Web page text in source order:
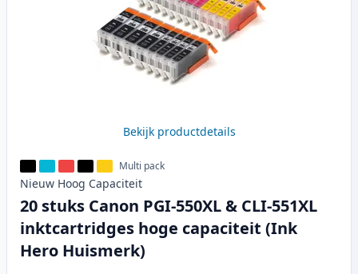
Bekijk productdetails
Multi pack
Nieuw Hoog Capaciteit
20 stuks Canon PGI-550XL & CLI-551XL
inktcartridges hoge capaciteit (Ink
Hero Huismerk)